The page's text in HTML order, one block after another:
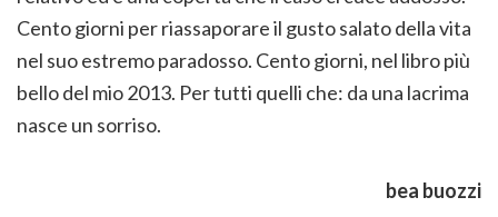
Cento giorni per riassaporare il gusto salato della vita
nel suo estremo paradosso. Cento giorni, nel libro più
bello del mio 2013. Per tutti quelli che: da una lacrima
nasce un sorriso.
bea buozzi